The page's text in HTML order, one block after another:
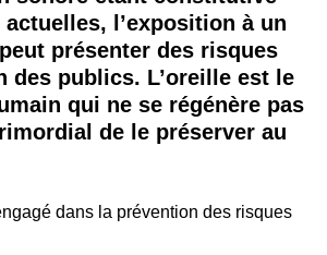
l’exposition à un
présenter des risques
des publics. L’oreille est le
qui ne se régénère pas
de le préserver au
dans la prévention des risques